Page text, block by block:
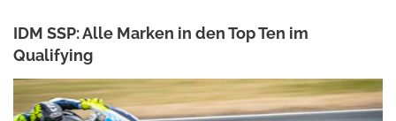
IDM SSP: Alle Marken in den Top Ten im
Qualifying
ANKE WIECZOREK